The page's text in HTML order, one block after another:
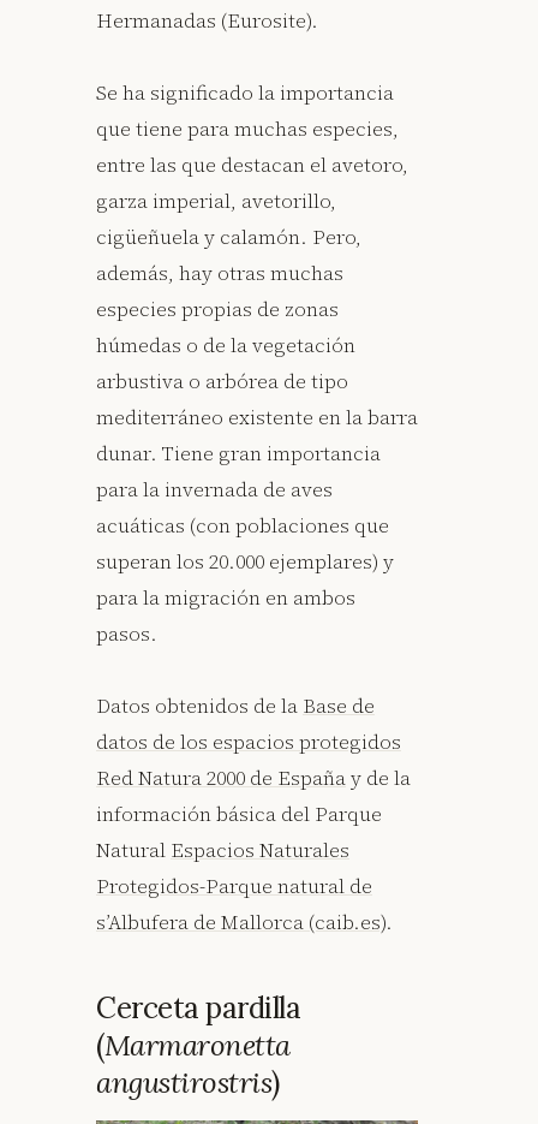
Hermanadas (Eurosite).
Se ha significado la importancia
que tiene para muchas especies,
entre las que destacan el avetoro,
garza imperial, avetorillo,
cigüeñuela y calamón. Pero,
además, hay otras muchas
especies propias de zonas
húmedas o de la vegetación
arbustiva o arbórea de tipo
mediterráneo existente en la barra
dunar. Tiene gran importancia
para la invernada de aves
acuáticas (con poblaciones que
superan los 20.000 ejemplares) y
para la migración en ambos
pasos.
Datos obtenidos de la Base de
datos de los espacios protegidos
Red Natura 2000 de Españay de la
información básica del Parque
Natural Espacios Naturales
Protegidos-Parque natural de
s’Albufera de Mallorca (caib.es).
Cerceta pardilla
(Marmaronetta
angustirostris)